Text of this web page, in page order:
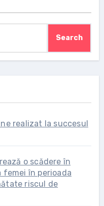
Search
realizat la succesul
o scădere în
femei în perioada
riscul de